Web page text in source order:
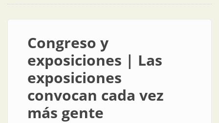
Congreso y
exposiciones | Las
exposiciones
convocan cada vez
más gente